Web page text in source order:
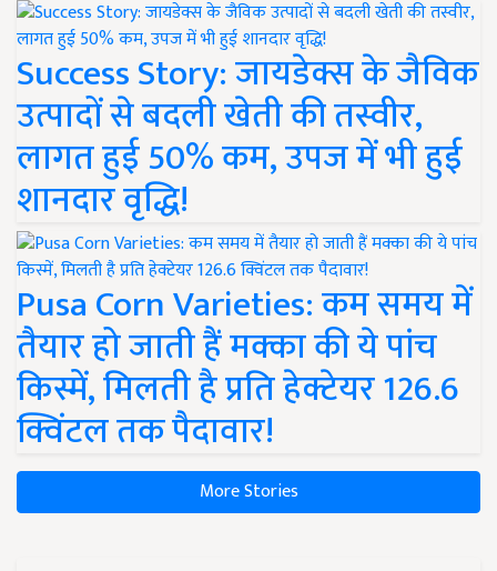
Success Story: जायडेक्स के जैविक
उत्पादों से बदली खेती की तस्वीर,
लागत हुई 50% कम, उपज में भी हुई
शानदार वृद्धि!
Pusa Corn Varieties: कम समय में
तैयार हो जाती हैं मक्का की ये पांच
किस्में, मिलती है प्रति हेक्टेयर 126.6
क्विंटल तक पैदावार!
More Stories